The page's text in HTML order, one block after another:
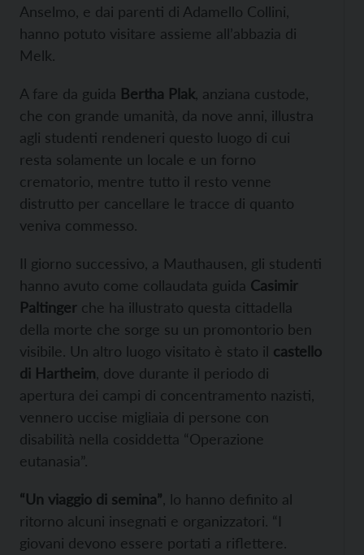
Anselmo, e dai parenti di Adamello Collini,
hanno potuto visitare assieme all’abbazia di
Melk.
A fare da guida Bertha Plak , anziana custode,
che con grande umanità, da nove anni, illustra
agli studenti rendeneri questo luogo di cui
resta solamente un locale e un forno
crematorio, mentre tutto il resto venne
distrutto per cancellare le tracce di quanto
veniva commesso.
Il giorno successivo, a Mauthausen, gli studenti
hanno avuto come collaudata guida Casimir
Paltinger che ha illustrato questa cittadella
della morte che sorge su un promontorio ben
visibile. Un altro luogo visitato è stato il castello
di Hartheim , dove durante il periodo di
apertura dei campi di concentramento nazisti,
vennero uccise migliaia di persone con
disabilità nella cosiddetta “Operazione
eutanasia”.
“Un viaggio di semina” , lo hanno definito al
ritorno alcuni insegnati e organizzatori. “I
giovani devono essere portati a riflettere.